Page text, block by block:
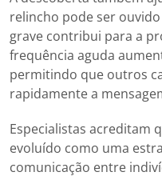
relincho pode ser
grave contribui para a
frequência aguda
permitindo que outros
rapidamente a
Especialistas acreditam
evoluído como uma
comunicação entre